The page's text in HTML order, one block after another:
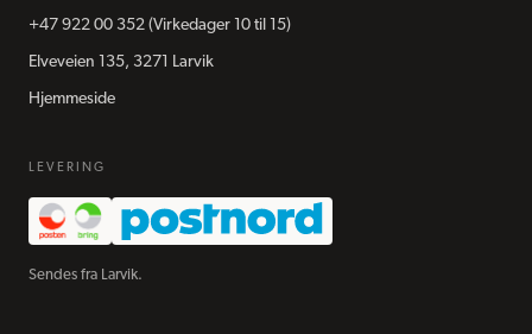
+47 922 00 352 (Virkedager 10 til 15)
Elveveien 135, 3271 Larvik
Hjemmeside
LEVERING
Sendes fra Larvik.